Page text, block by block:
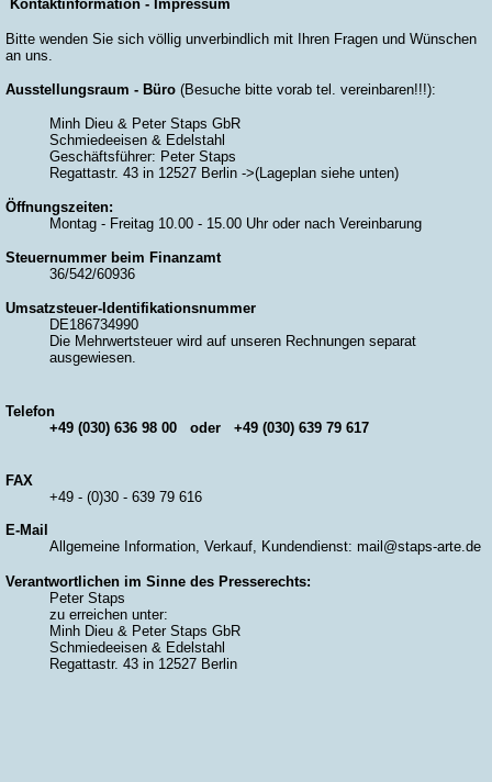
Kontaktinformation - Impressum
Bitte wenden Sie sich völlig unverbindlich mit Ihren Fragen und Wünschen
an uns.
Ausstellungsraum - Büro (Besuche bitte vorab tel. vereinbaren!!!):
Minh Dieu & Peter Staps GbR
Schmiedeeisen & Edelstahl
Geschäftsführer: Peter Staps
Regattastr. 43 in 12527 Berlin ->(Lageplan siehe unten)
Öffnungszeiten:
Montag - Freitag 10.00 - 15.00 Uhr oder nach Vereinbarung
Steuernummer beim Finanzamt
36/542/60936
Umsatzsteuer-Identifikationsnummer
DE186734990
Die Mehrwertsteuer wird auf unseren Rechnungen separat
ausgewiesen.
Telefon
+49 (030) 636 98 00 oder +49 (030) 639 79 617
FAX
+49 - (0)30 - 639 79 616
E-Mail
Allgemeine Information, Verkauf, Kundendienst: mail@staps-arte.de
Verantwortlichen im Sinne des Presserechts:
Peter Staps
zu erreichen unter:
Minh Dieu & Peter Staps GbR
Schmiedeeisen & Edelstahl
Regattastr. 43 in 12527 Berlin